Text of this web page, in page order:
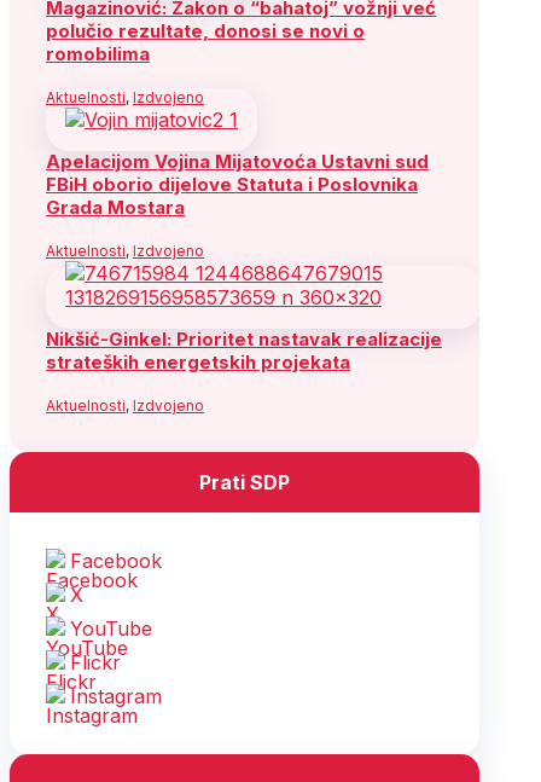
Magazinović: Zakon o “bahatoj” vožnji već
polučio rezultate, donosi se novi o
romobilima
Aktuelnosti, Izdvojeno
Apelacijom Vojina Mijatovoća Ustavni sud
FBiH oborio dijelove Statuta i Poslovnika
Grada Mostara
Aktuelnosti, Izdvojeno
Nikšić-Ginkel: Prioritet nastavak realizacije
strateških energetskih projekata
Aktuelnosti, Izdvojeno
Prati SDP
Facebook
X
YouTube
Flickr
Instagram